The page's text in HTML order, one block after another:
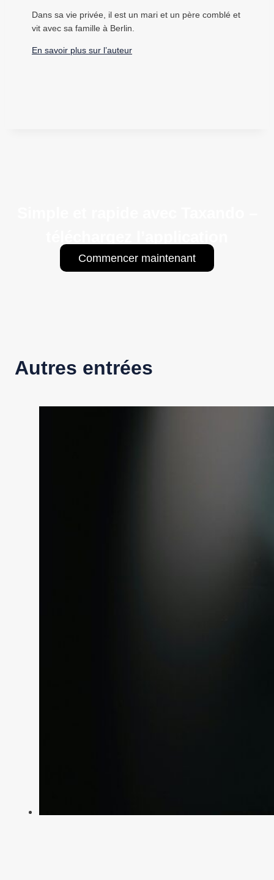
Dans sa vie privée, il est un mari et un père comblé et
vit avec sa famille à Berlin.
En savoir plus sur l’auteur
Commencer maintenant
Autres entrées